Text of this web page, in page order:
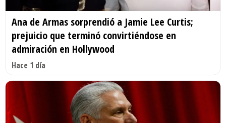
Ana de Armas sorprendió a Jamie Lee Curtis;
prejuicio que terminó convirtiéndose en
admiración en Hollywood
Hace 1 día